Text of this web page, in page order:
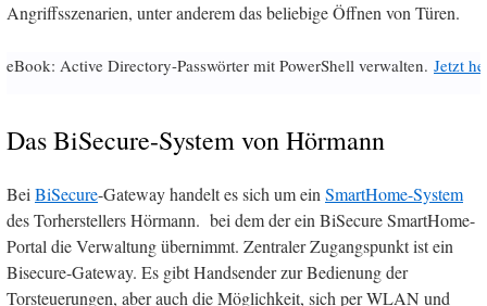
Angriffsszenarien, unter anderem das beliebige Öffnen von Türen.
eBook: Active Directory-Passwörter mit PowerShell verwalten. Jetzt
Das BiSecure-System von Hörmann
BeiBiSecure-Gateway handelt es sich um einSmartHome-System
des Torherstellers Hörmann. bei dem der ein BiSecure SmartHome-
Portal die Verwaltung übernimmt. Zentraler Zugangspunkt ist ein
Bisecure-Gateway. Es gibt Handsender zur Bedienung der
Torsteuerungen, aber auch die Möglichkeit, sich per WLAN und